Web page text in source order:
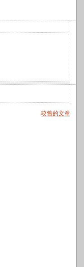
較舊的文章